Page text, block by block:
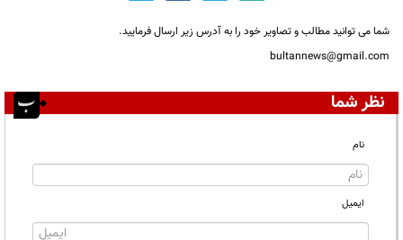
شما می توانید مطالب و تصاویر خود را به آدرس زیر ارسال فرمایید.
bultannews@gmail.com
نظر شما
نام
ایمیل